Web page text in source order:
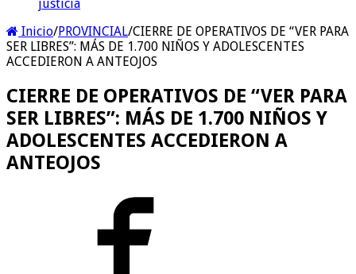
justicia
Inicio/PROVINCIAL/CIERRE DE OPERATIVOS DE “VER PARA
SER LIBRES”: MÁS DE 1.700 NIÑOS Y ADOLESCENTES
ACCEDIERON A ANTEOJOS
CIERRE DE OPERATIVOS DE “VER PARA
SER LIBRES”: MÁS DE 1.700 NIÑOS Y
ADOLESCENTES ACCEDIERON A
ANTEOJOS